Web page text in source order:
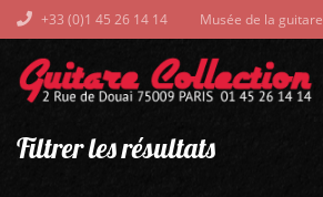
+33 (0)1 45 26 14 14 Musée de la guitare
Filtrer les résultats